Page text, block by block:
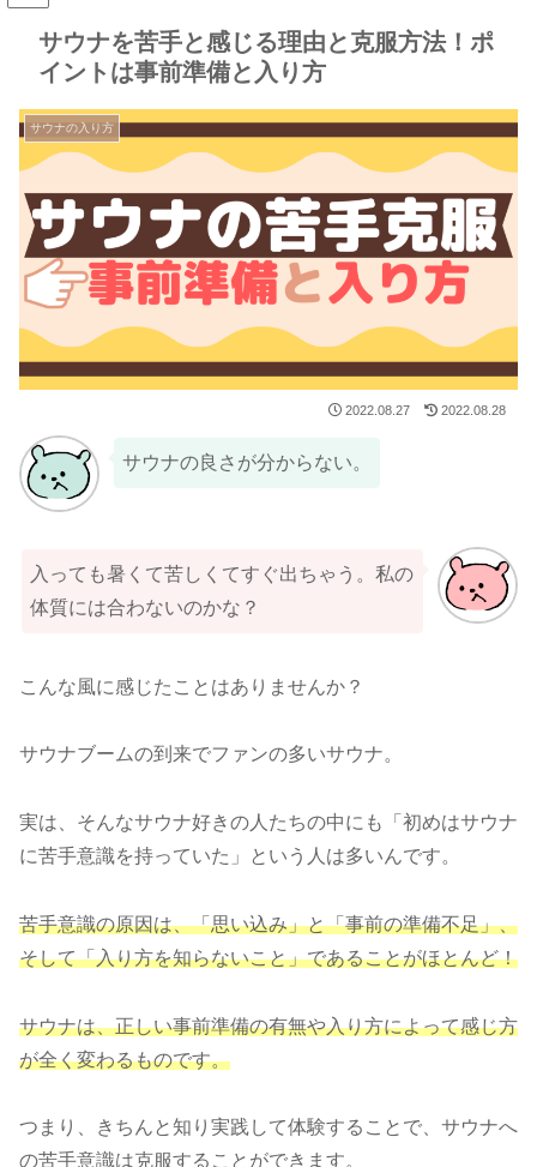
サウナを苦手と感じる理由と克服方法！ポ
イントは事前準備と入り方
サウナの入り方
2022.08.27 2022.08.28
サウナの良さが分からない。
入っても暑くて苦しくてすぐ出ちゃう。私の
体質には合わないのかな？
こんな風に感じたことはありませんか？
サウナブームの到来でファンの多いサウナ。
実は、そんなサウナ好きの人たちの中にも「初めはサウナ
に苦手意識を持っていた」という人は多いんです。
苦手意識の原因は、「思い込み」と「事前の準備不足」、
そして「入り方を知らないこと」であることがほとんど！
サウナは、正しい事前準備の有無や入り方によって感じ方
が全く変わるものです。
つまり、きちんと知り実践して体験することで、サウナへ
の苦手意識は克服することができます。